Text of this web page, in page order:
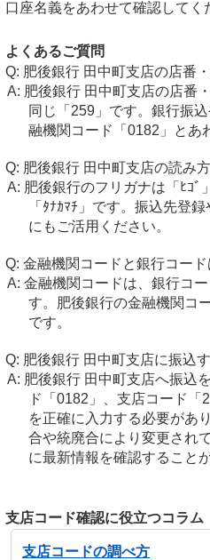
口座名義をあわせて確認してく
よくあるご質問
肥後銀行 田中町支店の店番
肥後銀行 田中町支店の店番
同じ「259」です。銀行振
融機関コード「0182」とあ
肥後銀行 田中町支店の読み
肥後銀行のフリガナは「ﾋｺﾞ
「ﾀﾅｶﾏﾁ」です。振込先登
にもご活用ください。
金融機関コードと銀行コード
金融機関コードは、銀行コ
す。肥後銀行の金融機関コ
です。
肥後銀行 田中町支店に振込
肥後銀行 田中町支店へ振込
ド「0182」、支店コード
を正確に入力する必要があ
合や統廃合により変更され
に最新情報を確認すること
支店コード確認に役立つコラム
支店コードの調べ方